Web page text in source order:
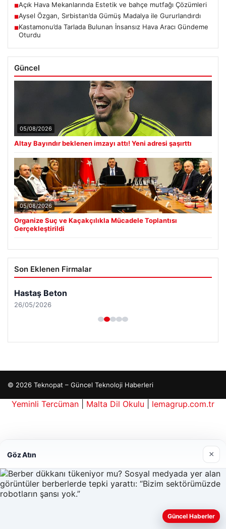
■Açık Hava Mekanlarında Estetik ve bahçe mutfağı Çözümleri
■Aysel Özgan, Sırbistan’da Gümüş Madalya ile Gururlandırdı
■Kastamonu’da Tarlada Bulunan İnsansız Hava Aracı Gündeme
Oturdu
Güncel
05/08/2026
Altay Bayındır beklenen imzayı attı! Yeni adresi şaşırttı
05/08/2026
Organize Suç ve Kaçakçılıkla Mücadele Toplantısı
Gerçekleştirildi
Son Eklenen Firmalar
Hastaş Beton
26/05/2026
© 2026 Teknopat – Güncel Teknoloji Haberleri
Göz Atın ×
Güncel Haberler
Yeminli Tercüman Malta Dil Okulu
lemagrup.com.tr